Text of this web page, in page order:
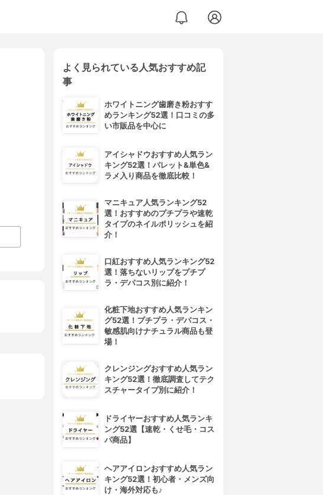
よく見られている人気おすすめ記
事
ホワイトニング歯磨き粉おすす
めランキング52選！口コミの多
い市販品を中心に
アイシャドウおすすめ人気ラン
キング52選！パレット&単色&
ラメ入り商品を徹底比較！
マニキュア人気ランキング52
選！おすすめのプチプラや速乾
タイプのネイルポリッシュを紹
介！
口紅おすすめ人気ランキング52
選！落ちないリップをプチプ
ラ・デパコス別に紹介！
化粧下地おすすめ人気ランキン
グ52選！プチプラ・デパコス・
敏感肌向けナチュラル商品も登
場！
クレンジングおすすめ人気ラン
キング52選！徹底調査してテク
スチャータイプ別に紹介！
ドライヤーおすすめ人気ランキ
ング52選【速乾・くせ毛・コス
パ商品】
ヘアアイロンおすすめ人気ラン
キング52選！初心者・メンズ向
け・海外対応も♪